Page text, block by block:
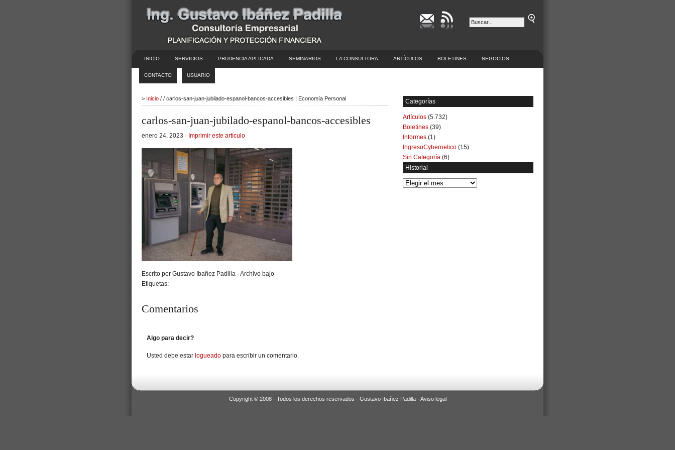
INICIO SERVICIOS PRUDENCIA APLICADA SEMINARIOS LA CONSULTORA ARTÍCULOS BOLETINES NEGOCIOS
CONTACTO USUARIO
> Inicio / / carlos-san-juan-jubilado-espanol-bancos-accesibles | Economía Personal
carlos-san-juan-jubilado-espanol-bancos-accesibles
enero 24, 2023 · Imprimir este artículo
Escrito por Gustavo Ibañez Padilla · Archivo bajo
Etiquetas:
Comentarios
Algo para decir?
Usted debe estar logueado para escribir un comentario.
Categorías
Artículos (5.732)
Boletines (39)
Informes (1)
IngresoCybernetico (15)
Sin Categoría (6)
Historial
Historial
Copyright © 2008 · Todos los derechos reservados · Gustavo Ibañez Padilla · Aviso legal